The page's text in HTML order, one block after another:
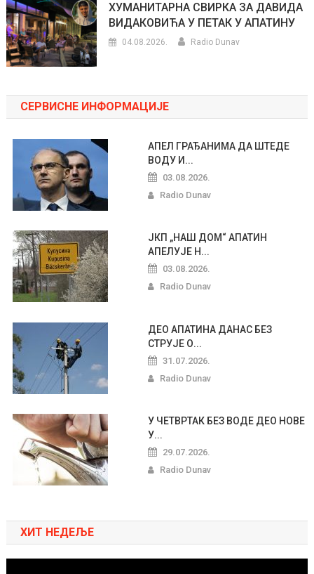
ХУМАНИТАРНА СВИРКА ЗА ДАВИДА
ВИДАКОВИЋА У ПЕТАК У АПАТИНУ
04.08.2026. Radio Dunav
СЕРВИСНЕ ИНФОРМАЦИЈЕ
АПЕЛ ГРАЂАНИМА ДА ШТЕДЕ
ВОДУ И...
03.08.2026.
Radio Dunav
ЈКП „НАШ ДОМ“ АПАТИН
АПЕЛУЈЕ Н...
03.08.2026.
Radio Dunav
ДЕО АПАТИНА ДАНАС БЕЗ
СТРУЈЕ О...
31.07.2026.
Radio Dunav
У ЧЕТВРТАК БЕЗ ВОДЕ ДЕО НОВЕ
У...
29.07.2026.
Radio Dunav
ХИТ НЕДЕЉЕ